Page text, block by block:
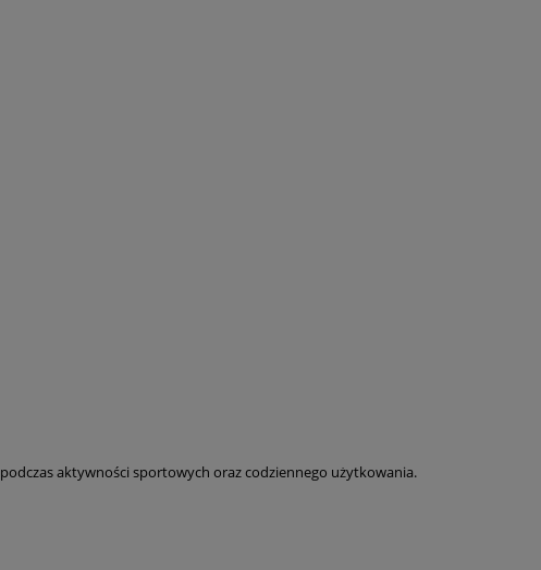
podczas aktywności sportowych oraz codziennego użytkowania.